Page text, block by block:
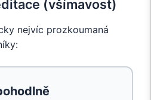
(všímavost)
nejvíc prozkoumaná